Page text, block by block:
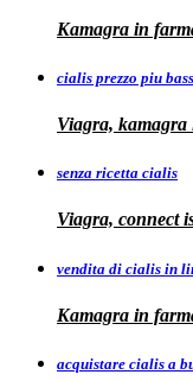
Kamagra in
cialis prezzo piu
Viagra, kamagra
senza ricetta cialis
Viagra, connect
vendita di cialis in
Kamagra in
acquistare cialis a